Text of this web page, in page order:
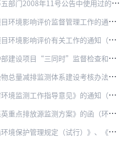
中使用过的废塑料袋、膜、网的有关说明的通知（环办〔2008〕23号）
评价监督管理工作的通知（环办〔2008〕70号）
响评价有关工作的通知（环办〔2009〕64号）
查和竣工环保验收管理规程（试行）》的通知（环发〔2009〕150号）
系建设考核办法》（试行）的通知（环办〔2009〕148号）
作指导意见》的通知（环办〔2009〕150号）
源监测方案》的函（环办函〔2010〕661号）
料环境保护管理规定（试行）》和《进口废PET饮料瓶砖环境保护管理规定（试行）》的公告（环境保护部公…